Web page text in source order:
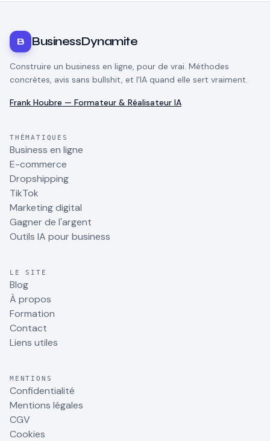
B BusinessDynamite
Construire un business en ligne, pour de vrai. Méthodes
concrètes, avis sans bullshit, et l'IA quand elle sert vraiment.
Frank Houbre — Formateur & Réalisateur IA
THÉMATIQUES
Business en ligne
E-commerce
Dropshipping
TikTok
Marketing digital
Gagner de l'argent
Outils IA pour business
LE SITE
Blog
À propos
Formation
Contact
Liens utiles
MENTIONS
Confidentialité
Mentions légales
CGV
Cookies